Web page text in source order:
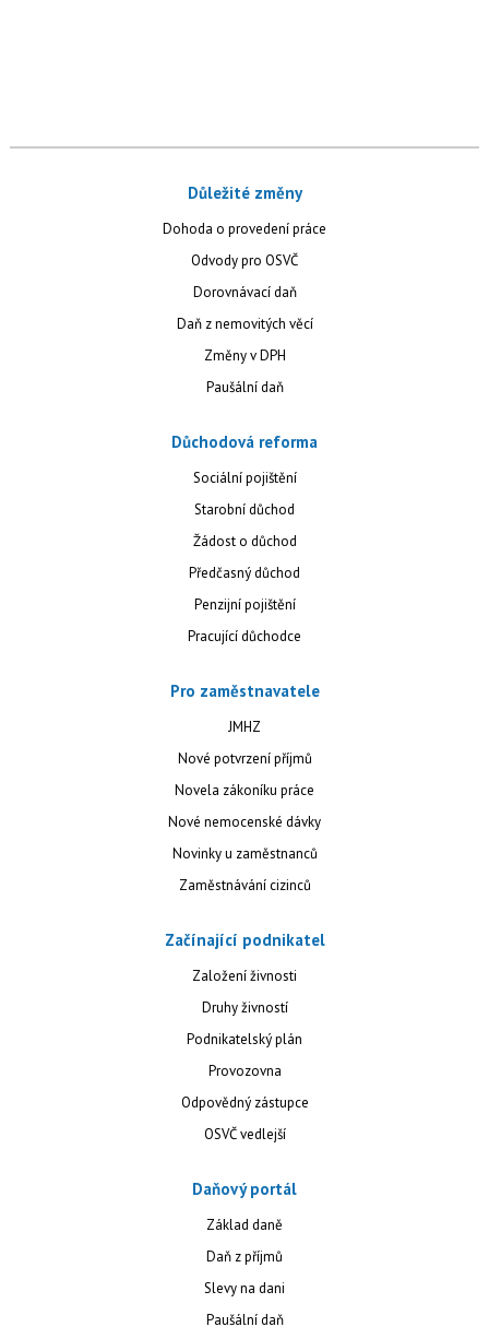
Důležité změny
Dohoda o provedení práce
Odvody pro OSVČ
Dorovnávací daň
Daň z nemovitých věcí
Změny v DPH
Paušální daň
Důchodová reforma
Sociální pojištění
Starobní důchod
Žádost o důchod
Předčasný důchod
Penzijní pojištění
Pracující důchodce
Pro zaměstnavatele
JMHZ
Nové potvrzení příjmů
Novela zákoníku práce
Nové nemocenské dávky
Novinky u zaměstnanců
Zaměstnávání cizinců
Začínající podnikatel
Založení živnosti
Druhy živností
Podnikatelský plán
Provozovna
Odpovědný zástupce
OSVČ vedlejší
Daňový portál
Základ daně
Daň z příjmů
Slevy na dani
Paušální daň